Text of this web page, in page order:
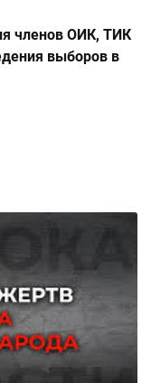
членов ОИК, ТИК
выборов в